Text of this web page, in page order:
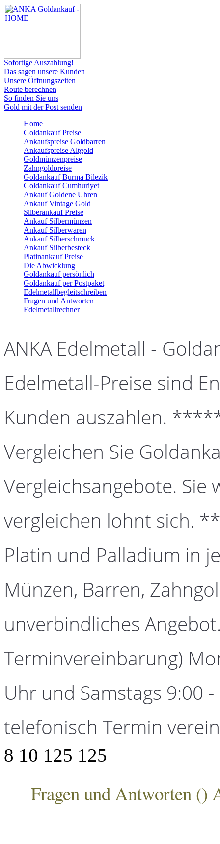
Sofortige Auszahlung!
Das sagen unsere Kunden
Unsere Öffnungszeiten
Route berechnen
So finden Sie uns
Gold mit der Post senden
Home
Goldankauf Preise
Ankaufspreise Goldbarren
Ankaufspreise Altgold
Goldmünzenpreise
Zahngoldpreise
Goldankauf Burma Bilezik
Goldankauf Cumhuriyet
Ankauf Goldene Uhren
Ankauf Vintage Gold
Silberankauf Preise
Ankauf Silbermünzen
Ankauf Silberwaren
Ankauf Silberschmuck
Ankauf Silberbesteck
Platinankauf Preise
Die Abwicklung
Goldankauf persönlich
Goldankauf per Postpaket
Edelmetallbegleitschreiben
Fragen und Antworten
Edelmetallrechner
ANKA Edelmetall -
Edelmetall-Preise sind
Kunden auszahlen.
Vergleichen Sie
Vergleichsangebote. Sie
vergleichen lohnt sich.
Platin und Palladium in
Münzen, Barren,
unverbindliches
Terminvereinbarung)
Uhr und Samstags 9:00
telefonisch Termin
8 10 125 125
Fragen und Antworten ()